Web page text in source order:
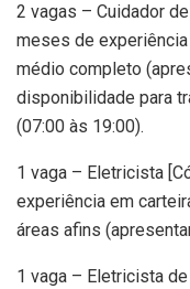
2 vagas – Cuidador
meses de
médio completo
disponibilidade para
(07:00 às 19:00).
1 vaga – Eletricista
experiência em
áreas afins
1 vaga – Eletricista